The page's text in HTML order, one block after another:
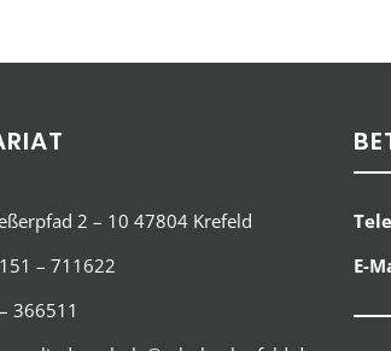
2 – 10 47804 Krefeld
– 711622
366511
E-